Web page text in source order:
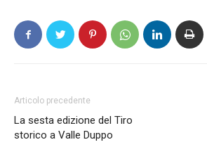
Articolo precedente
La sesta edizione del Tiro
storico a Valle Duppo